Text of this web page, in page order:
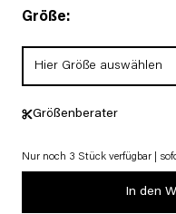
Größe:
Hier Größe auswählen
Größenberater
Nur noch 3 Stück verfügbar |
In den